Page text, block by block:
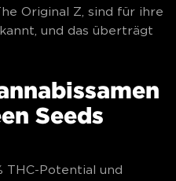
Original Z, sind für ihre
und das überträgt
Seeds
THC-Potential und